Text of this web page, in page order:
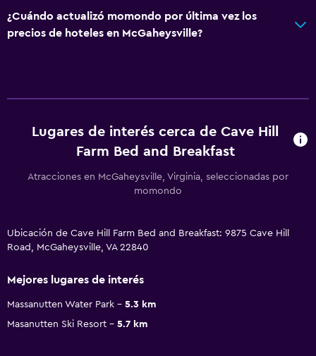
¿Cuándo actualizó momondo por última vez los
precios de hoteles en McGaheysville?
Lugares de interés cerca de Cave Hill
Farm Bed and Breakfast
Atracciones en McGaheysville, Virginia, seleccionadas por
momondo
Ubicación de Cave Hill Farm Bed and Breakfast: 9875 Cave Hill
Road, McGaheysville, VA 22840
Mejores lugares de interés
Massanutten Water Park
5.3 km
Masanutten Ski Resort
5.7 km